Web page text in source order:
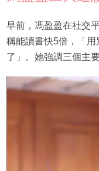
早前，馮盈盈在社交
稱能讀書快5倍，「
了」。她強調三個主